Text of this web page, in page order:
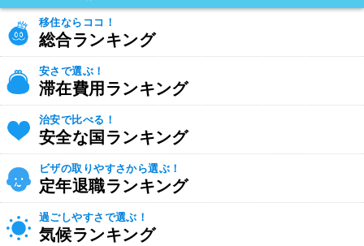
移住ならココ！
総合ランキング
安さで選ぶ！
滞在費用ランキング
治安で比べる！
安全な国ランキング
ビザの取りやすさから選ぶ！
定年退職ランキング
過ごしやすさで選ぶ！
気候ランキング